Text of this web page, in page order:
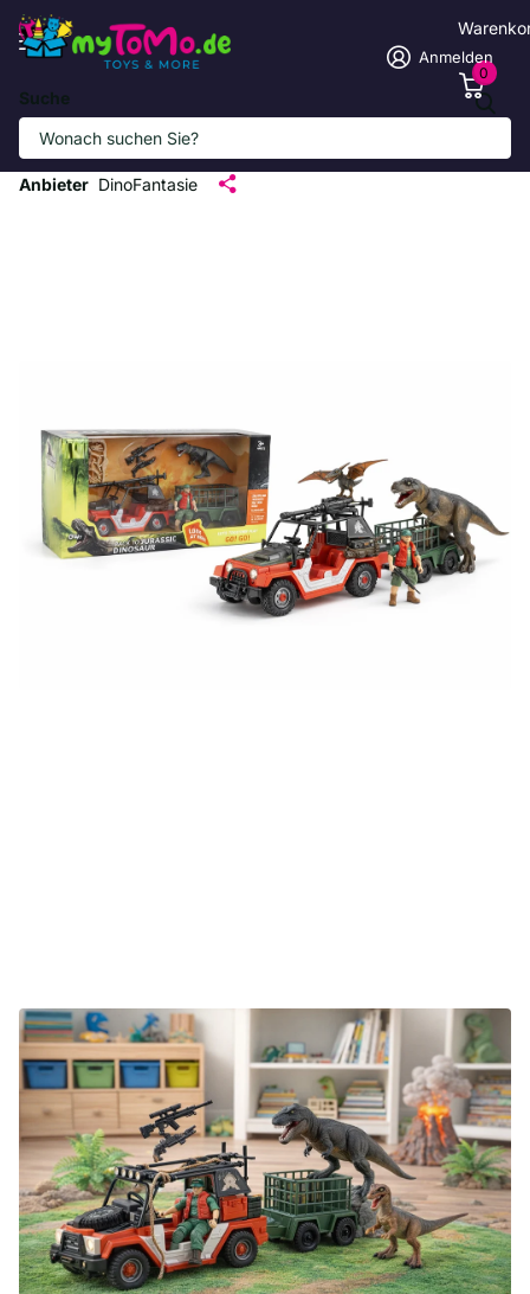
Suche
Anmelden
0
Abenteuer-Dinosaurier-Jeep-Set für
Kinder ab 3 Jahren
Anbieter DinoFantasie